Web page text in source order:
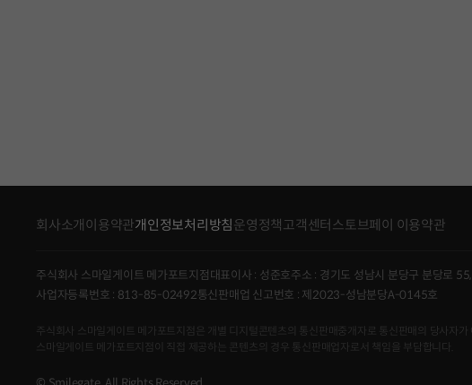
회사소개이용약관개인정보처리방침 운영정책고객센터스토브페이 이용약관
주식회사 스마일게이트 메가포트지점대표이사 : 성준호주소 : 경기도 성남시 분당구 분당로
사업자등록번호 : 813-85-02492통신판매업 신고번호 : 제2023-성남분당A-0145호
주식회사 스마일게이트 메가포트지점은 개별 디지털콘텐츠의 통신판매중개자로 통신판매의 당사자
스마일게이트 메가포트지점이 직접 제공하는 콘텐츠의 경우 통신판매업자로서 책임을 부담합니다.